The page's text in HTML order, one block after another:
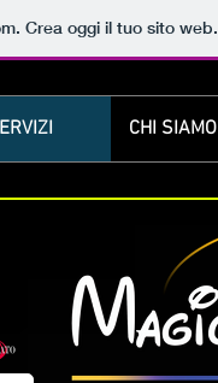
. Crea oggi il tuo sito web.
CHI SIAMO